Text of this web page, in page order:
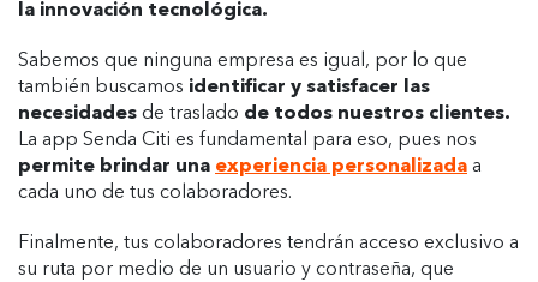
la innovación tecnológica.
Sabemos que ninguna empresa es igual, por lo que
también buscamos identificar y satisfacer las
necesidades de traslado de todos nuestros clientes.
La app Senda Citi es fundamental para eso, pues nos
permite brindar una experiencia personalizada a
cada uno de tus colaboradores.
Finalmente, tus colaboradores tendrán acceso exclusivo a
su ruta por medio de un usuario y contraseña, que